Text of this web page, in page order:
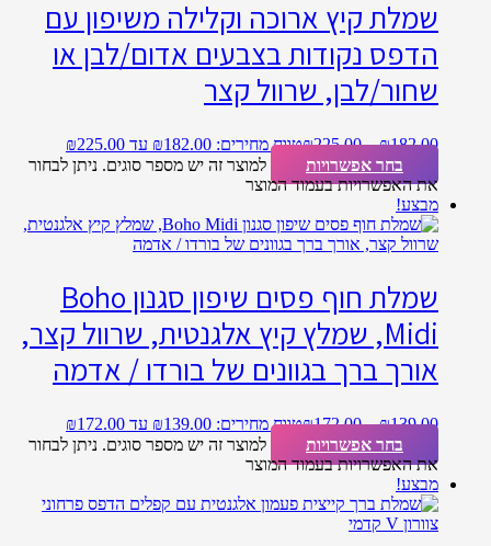
שמלת קיץ ארוכה וקלילה משיפון עם
הדפס נקודות בצבעים אדום/לבן או
שחור/לבן, שרוול קצר
₪182.00
–
₪225.00 טווח מחירים: ⁦₪182.00⁩ עד ⁦₪225.00⁩
בחר אפשרויות
למוצר זה יש מספר סוגים. ניתן לבחור
את האפשרויות בעמוד המוצר
מבצע!
שמלת חוף פסים שיפון סגנון Boho
Midi, שמלץ קיץ אלגנטית, שרוול קצר,
אורך ברך בגוונים של בורדו / אדמה
₪139.00
–
₪172.00 טווח מחירים: ⁦₪139.00⁩ עד ⁦₪172.00⁩
בחר אפשרויות
למוצר זה יש מספר סוגים. ניתן לבחור
את האפשרויות בעמוד המוצר
מבצע!